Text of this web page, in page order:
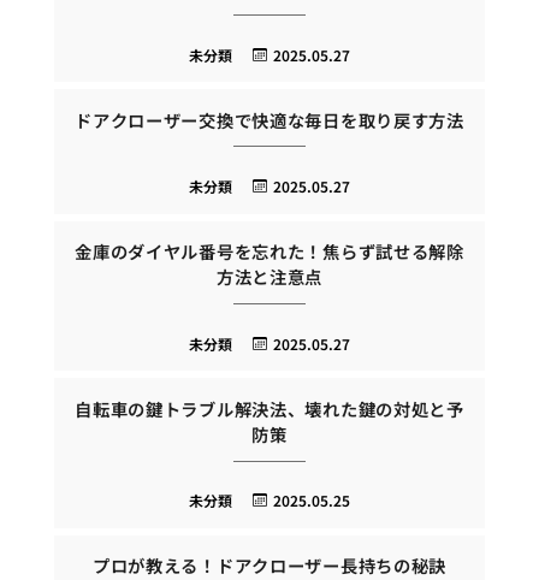
2025.05.27
未分類
ドアクローザー交換で快適な毎日を取り戻す方法
2025.05.27
未分類
金庫のダイヤル番号を忘れた！焦らず試せる解除
方法と注意点
2025.05.27
未分類
自転車の鍵トラブル解決法、壊れた鍵の対処と予
防策
2025.05.25
未分類
プロが教える！ドアクローザー長持ちの秘訣